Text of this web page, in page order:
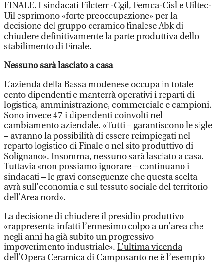
FINALE. I sindacati Filctem-Cgil, Femca-Cisl e Uiltec-
Uil esprimono «forte preoccupazione» per la
decisione del gruppo ceramico finalese Abk di
chiudere definitivamente la parte produttiva dello
stabilimento di Finale.
Nessuno sarà lasciato a casa
L’azienda della Bassa modenese occupa in totale
cento dipendenti e manterrà operativi i reparti di
logistica, amministrazione, commerciale e campioni.
Sono invece 47 i dipendenti coinvolti nel
cambiamento aziendale. «Tutti – garantiscono le sigle
– avranno la possibilità di essere reimpiegati nel
reparto logistico di Finale o nel sito produttivo di
Solignano». Insomma, nessuno sarà lasciato a casa.
Tuttavia «non possiamo ignorare – continuano i
sindacati – le gravi conseguenze che questa scelta
avrà sull’economia e sul tessuto sociale del territorio
dell’Area nord».
La decisione di chiudere il presidio produttivo
«rappresenta infatti l’ennesimo colpo a un’area che
negli anni ha già subito un progressivo
impoverimento industriale». L’ultima vicenda
dell’Opera Ceramica di Camposantone è l’esempio